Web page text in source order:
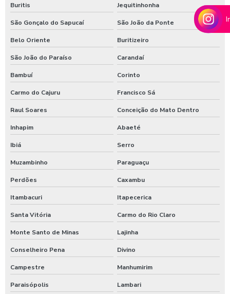
Shampoozeira a venda
Sistema de lavagem para agro
Sistema de lavagem para transportadora
Sulfato de alumínio para tratamento de água
Sulfato de alumínio tratamento de efluente
Tarifador de banho para praia
Tarifador para calibrador
Tarifador para calibrador com fichas
Tarifador para calibrador com moedas
Tarifador para calibrador com pix
Temporizador de banho com pix
Buritis Jequitinhonha
São Gonçalo do Sapucaí São João da Ponte
Belo Oriente Buritizeiro
São João do Paraíso Carandaí
Bambuí Corinto
Carmo do Cajuru Francisco Sá
Raul Soares Conceição do Mato Dentro
Inhapim Abaeté
Ibiá Serro
Muzambinho Paraguaçu
Perdões Caxambu
Itambacuri Itapecerica
Santa Vitória Carmo do Rio Claro
Monte Santo de Minas Lajinha
Conselheiro Pena Divino
Campestre Manhumirim
Paraisópolis Lambari